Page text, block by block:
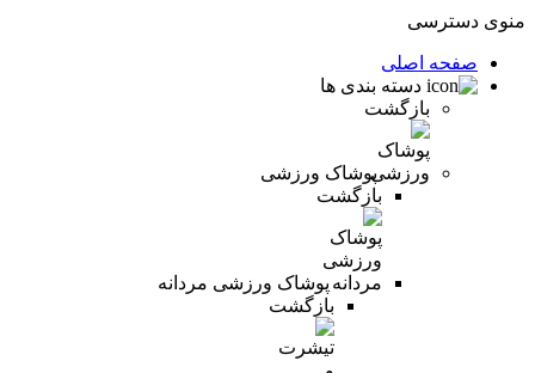
منوی دسترسی
صفحه اصلی
دسته بندی ها
بازگشت
پوشاک ورزشی
بازگشت
پوشاک ورزشی مردانه
بازگشت